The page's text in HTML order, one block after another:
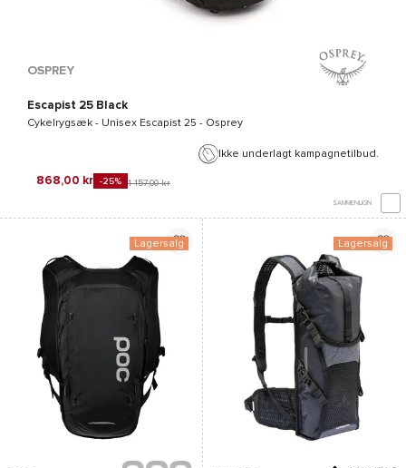
OSPREY
Escapist 25 Black
Cykelrygsæk - Unisex Escapist 25 - Osprey
Ikke underlagt kampagnetilbud.
868,00 kr -25% 1 157,00 kr
SAMMENLIGN
Lagersalg Lagersalg